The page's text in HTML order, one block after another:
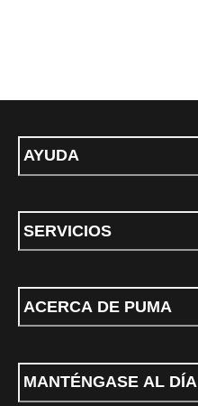
AYUDA
SERVICIOS
ACERCA DE PUMA
MANTÉNGASE AL DÍA